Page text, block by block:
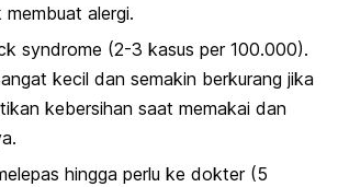
alergi.
syndrome (2-3 kasus per 100.000).
kecil dan semakin berkurang jika
kebersihan saat memakai dan
.
hingga perlu ke dokter (5